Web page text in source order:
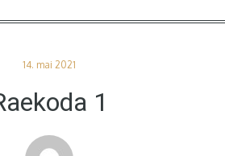
Posted
14. mai 2021
1